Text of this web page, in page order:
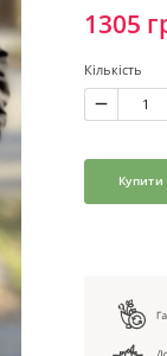
1305
Кількість
Купити